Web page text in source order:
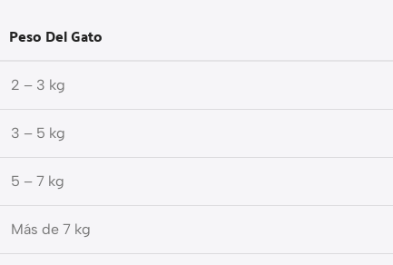
Peso Del Gato
2 – 3 kg
3 – 5 kg
5 – 7 kg
Más de 7 kg